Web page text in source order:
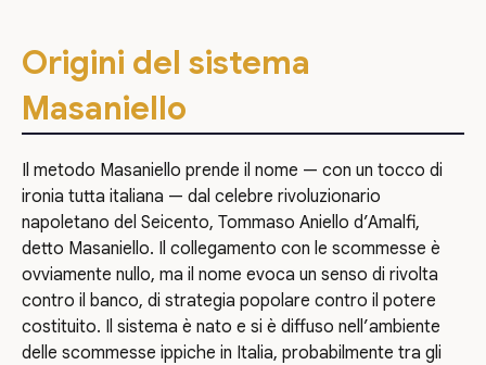
Origini del sistema
Masaniello
Il metodo Masaniello prende il nome — con un tocco di
ironia tutta italiana — dal celebre rivoluzionario
napoletano del Seicento, Tommaso Aniello d’Amalfi,
detto Masaniello. Il collegamento con le scommesse è
ovviamente nullo, ma il nome evoca un senso di rivolta
contro il banco, di strategia popolare contro il potere
costituito. Il sistema è nato e si è diffuso nell’ambiente
delle scommesse ippiche in Italia, probabilmente tra gli